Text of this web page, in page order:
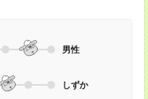
男性
しずか